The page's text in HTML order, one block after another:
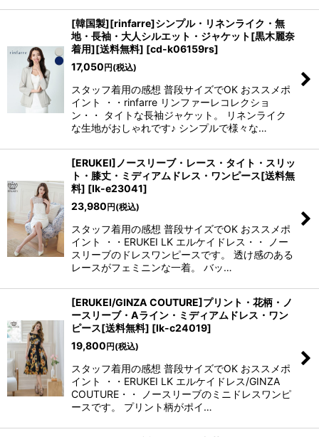
[韓国製][rinfarre]シンプル・リネンライク・無
地・長袖・大人シルエット・ジャケット[黒木麗奈
着用][送料無料] [cd-k06159rs]
17,050円(税込)
スタッフ着用の感想 普段サイズでOK おススメポ
イント ・・rinfarre リンファーレコレクショ
ン・・ タイトな長袖ジャケット。 リネンライク
な生地がおしゃれです♪ シンプルで様々な…
[ERUKEI]ノースリーブ・レース・タイト・スリッ
ト・膝丈・ミディアムドレス・ワンピース[送料無
料] [lk-e23041]
23,980円(税込)
スタッフ着用の感想 普段サイズでOK おススメポ
イント ・・ERUKEI LK エルケイドレス・・ ノー
スリーブのドレスワンピースです。 透け感のある
レースがフェミニンな一着。 バッ…
[ERUKEI/GINZA COUTURE]プリント・花柄・ノ
ースリーブ・Aライン・ミディアムドレス・ワン
ピース[送料無料] [lk-c24019]
19,800円(税込)
スタッフ着用の感想 普段サイズでOK おススメポ
イント ・・ERUKEI LK エルケイドレス/GINZA
COUTURE・・ ノースリーブのミニドレスワンピ
ースです。 プリント柄がポイ…